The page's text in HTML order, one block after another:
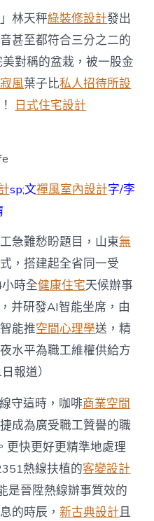
漫
評
丨
AI
當
坐
席，
辦
修
設
更
方
便〉
中
林天秤綠裝修設計發出
甚至都符合三分之二的
對稱的盆栽，被一股金
風葉子比私人招待所設
日式住宅設計
sp;文禪風室內設計字/李
急難愁盼題目，山東無
，搭建起全省同一受
時全健康住宅天候辦事
并研發AI智能坐席，由
能推空間心理學送，精
水平為職工維權供給方
報道）
守這時，咖啡商業空間
成為廣受職工贊譽的職
更快更好更精準地處理
熱線扶植的客變設計
是晉陞熱線辦事質效的
的時辰，新古典設計且